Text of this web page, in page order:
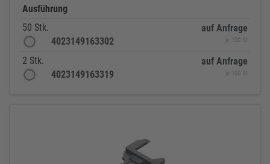
Ausführung
50 Stk.
4023149163302
auf Anfrage
je 100 St
2 Stk.
4023149163319
auf Anfrage
je 100 St